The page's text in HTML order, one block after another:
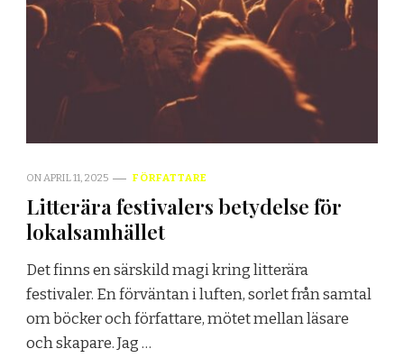
ONAPRIL 11, 2025 FÖRFATTARE
Litterära festivalers betydelse för
lokalsamhället
Det finns en särskild magi kring litterära
festivaler. En förväntan i luften, sorlet från samtal
om böcker och författare, mötet mellan läsare
och skapare. Jag …